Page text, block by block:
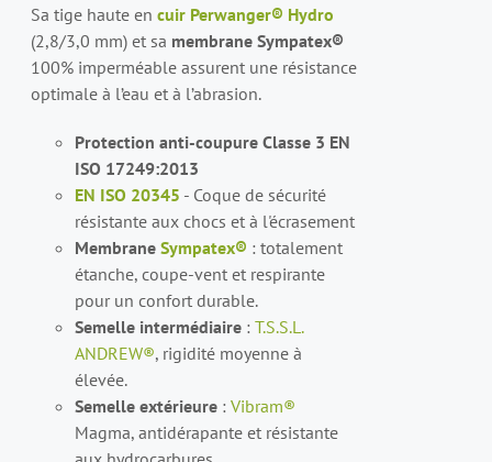
Sa tige haute encuir Perwanger® Hydro
(2,8/3,0 mm) et sa membrane Sympatex®
100% imperméable assurent une résistance
optimale à l’eau et à l’abrasion.
Protection anti-coupure Classe 3 EN
ISO 17249:2013
EN ISO 20345 - Coque de sécurité
résistante aux chocs et à l'écrasement
MembraneSympatex® : totalement
étanche, coupe-vent et respirante
pour un confort durable.
Semelle intermédiaire :T.S.S.L.
ANDREW®, rigidité moyenne à
élevée.
Semelle extérieure :Vibram®
Magma, antidérapante et résistante